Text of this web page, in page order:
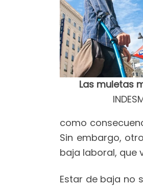
Las muletas
como
Sin embargo,
baja laboral, que
Estar de baja no